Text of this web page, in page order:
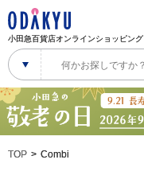
小田急百貨店オンラインショッピング
TOP Combi